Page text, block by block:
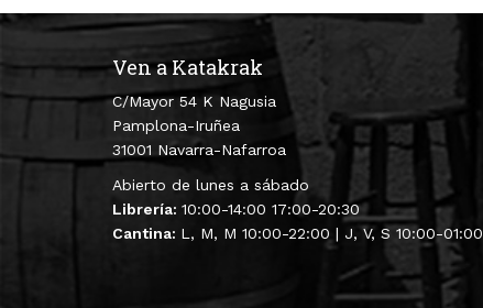
Ven a Katakrak
C/Mayor 54 K Nagusia
Pamplona-Iruñea
31001 Navarra-Nafarroa
Abierto de lunes a sábado
Librería: 10:00-14:00 17:00-20:30
Cantina: L, M, M 10:00-22:00 | J, V, S 10:00-01:00